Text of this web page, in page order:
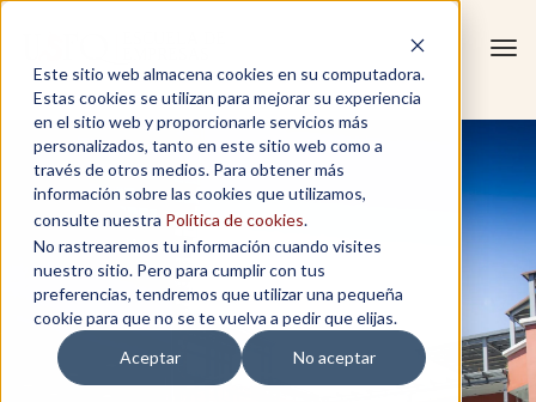
Este sitio web almacena cookies en su computadora.
Estas cookies se utilizan para mejorar su experiencia
en el sitio web y proporcionarle servicios más
personalizados, tanto en este sitio web como a
través de otros medios. Para obtener más
información sobre las cookies que utilizamos,
consulte nuestra Política de cookies.
No rastrearemos tu información cuando visites
nuestro sitio. Pero para cumplir con tus
preferencias, tendremos que utilizar una pequeña
cookie para que no se te vuelva a pedir que elijas.
Aceptar
No aceptar